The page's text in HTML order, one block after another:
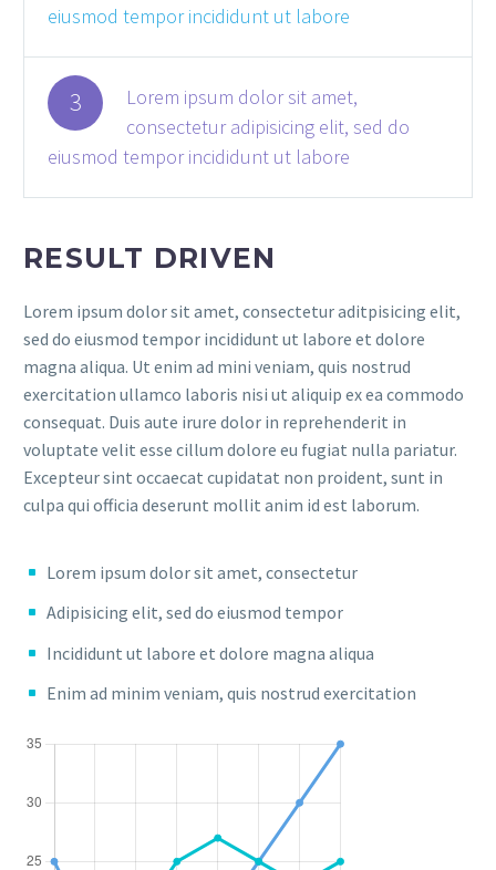
eiusmod tempor incididunt ut labore
3
Lorem ipsum dolor sit amet,
consectetur adipisicing elit, sed do
eiusmod tempor incididunt ut labore
RESULT DRIVEN
Lorem ipsum dolor sit amet, consectetur aditpisicing elit,
sed do eiusmod tempor incididunt ut labore et dolore
magna aliqua. Ut enim ad mini veniam, quis nostrud
exercitation ullamco laboris nisi ut aliquip ex ea commodo
consequat. Duis aute irure dolor in reprehenderit in
voluptate velit esse cillum dolore eu fugiat nulla pariatur.
Excepteur sint occaecat cupidatat non proident, sunt in
culpa qui officia deserunt mollit anim id est laborum.
Lorem ipsum dolor sit amet, consectetur
Adipisicing elit, sed do eiusmod tempor
Incididunt ut labore et dolore magna aliqua
Enim ad minim veniam, quis nostrud exercitation